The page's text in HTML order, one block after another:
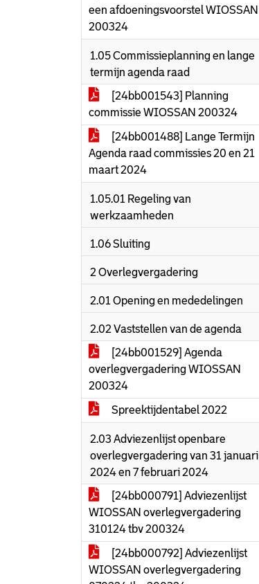
een afdoeningsvoorstel WIOSSAN
200324
1.05 Commissieplanning en lange
termijn agenda raad
[24bb001543] Planning
commissie WIOSSAN 200324
[24bb001488] Lange Termijn
Agenda raad commissies 20 en 21
maart 2024
1.05.01 Regeling van
werkzaamheden
1.06 Sluiting
2 Overlegvergadering
2.01 Opening en mededelingen
2.02 Vaststellen van de agenda
[24bb001529] Agenda
overlegvergadering WIOSSAN
200324
Spreektijdentabel 2022
2.03 Adviezenlijst openbare
overlegvergadering van 31 januari
2024 en 7 februari 2024
[24bb000791] Adviezenlijst
WIOSSAN overlegvergadering
310124 tbv 200324
[24bb000792] Adviezenlijst
WIOSSAN overlegvergadering